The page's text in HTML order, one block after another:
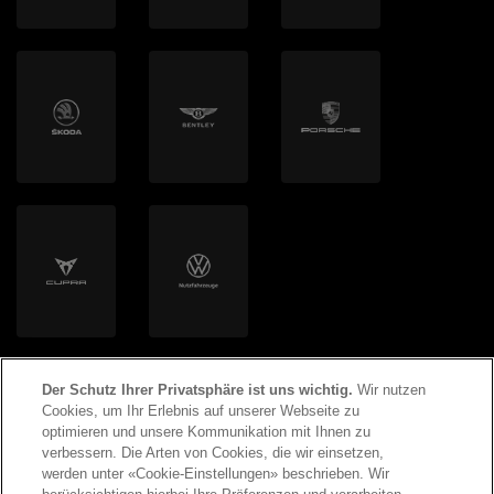
Volton
2026 Copyright AMAG Group AG
Der Schutz Ihrer Privatsphäre ist uns wichtig. Wir nutzen
Cookies, um Ihr Erlebnis auf unserer Webseite zu
optimieren und unsere Kommunikation mit Ihnen zu
verbessern. Die Arten von Cookies, die wir einsetzen,
werden unter «Cookie-Einstellungen» beschrieben. Wir